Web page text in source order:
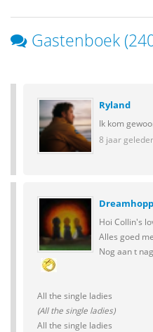
Gastenboek
Ryland
Ik kom
8 jaar
Hoi Collin's
Alles goed
Nog aan t
All the single ladies
(All the single ladies)
All the single ladies